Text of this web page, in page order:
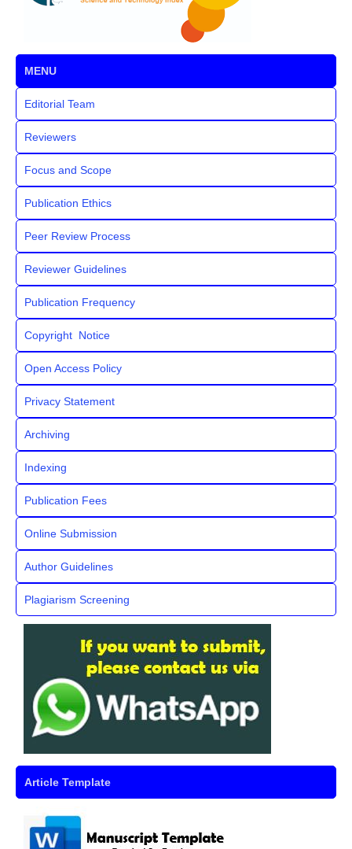
MENU
Editorial Team
Reviewers
Focus and Scope
Publication Ethics
Peer Review Process
Reviewer Guidelines
Publication Frequency
Copyright Notice
Open Access Policy
Privacy Statement
Archiving
Indexing
Publication Fees
Online Submission
Author Guidelines
Plagiarism Screening
Article Template